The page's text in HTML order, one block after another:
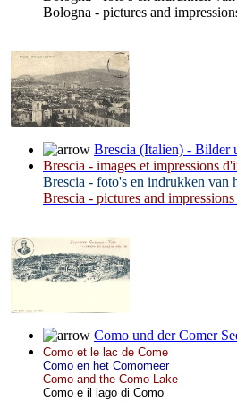
Bologna - pictures and
Brescia (Italien) - Bilder
Brescia - images et impressions
Brescia - foto's en indrukken van
Brescia - pictures and
Como und der Comer
Como et le lac de Come
Como en het Comomeer
Como and the Como Lake
Como e il lago di Como